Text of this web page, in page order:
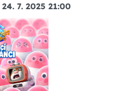
24. 7. 2025 21:00